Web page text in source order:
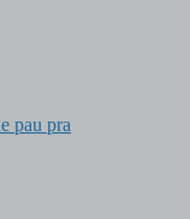
pau pra